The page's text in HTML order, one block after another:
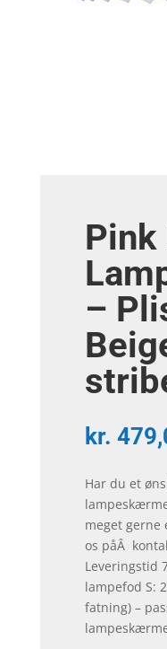
Pink
–
kr.
Har du et
meget gerne
os påÂ
Leveringstid
lampefod S:
fatning) –